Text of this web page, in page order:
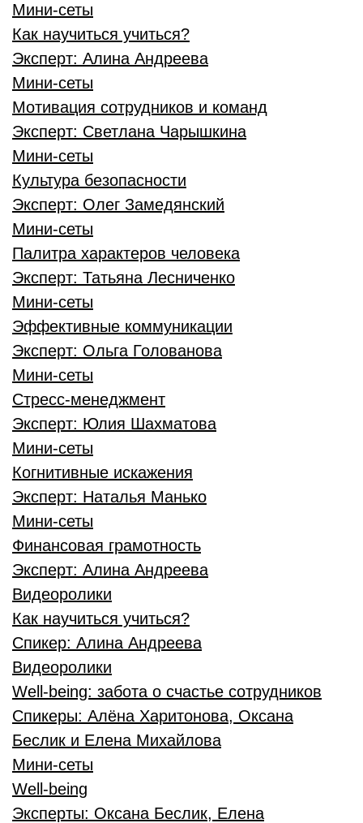
Мини-сеты
Как научиться учиться?
Эксперт: Алина Андреева
Мини-сеты
Мотивация сотрудников и команд
Эксперт: Светлана Чарышкина
Мини-сеты
Культура безопасности
Эксперт: Олег Замедянский
Мини-сеты
Палитра характеров человека
Эксперт: Татьяна Лесниченко
Мини-сеты
Эффективные коммуникации
Эксперт: Ольга Голованова
Мини-сеты
Стресс-менеджмент
Эксперт: Юлия Шахматова
Мини-сеты
Когнитивные искажения
Эксперт: Наталья Манько
Мини-сеты
Финансовая грамотность
Эксперт: Алина Андреева
Видеоролики
Как научиться учиться?
Спикер: Алина Андреева
Видеоролики
Well-being: забота о счастье сотрудников
Спикеры: Алёна Харитонова, Оксана
Беслик и Елена Михайлова
Мини-сеты
Well-being
Эксперты: Оксана Беслик, Елена